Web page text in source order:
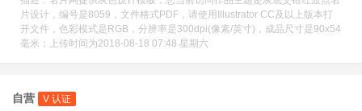
片设计，编号是8059，文件格式PDF，请使用Illustrator CC及以上版本打
开文件，色彩模式是RGB，分辨率是300dpi(像素/英寸)，成品尺寸是90x54
毫米；上传时间为2018-08-18 07:48 星期六
自营 V 认证